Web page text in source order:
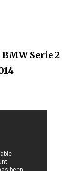
Serie 2